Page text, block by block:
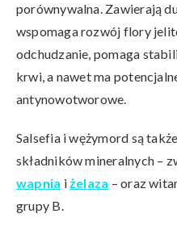
porównywalna. Zawierają
wspomaga rozwój flory
odchudzanie, pomaga
krwi, a nawet ma
antynowotworowe.
Salsefia i wężymord są
składników mineralnych –
wapnia iżelaza – oraz
grupy B.